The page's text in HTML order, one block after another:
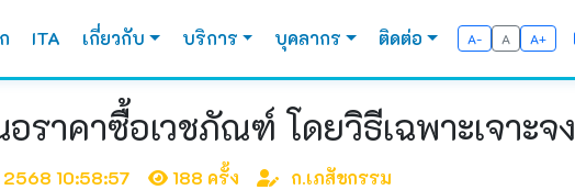
ITA เกี่ยวกับ บริการ บุคลากร ติดต่อ A- A A+
ราคาซื้อเวชภัณฑ์ โดยวิธีเฉพาะเจาะจง
10:58:57 188 ครั้ง ก.เภสัชกรรม